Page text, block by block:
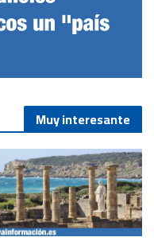
Muy interesante